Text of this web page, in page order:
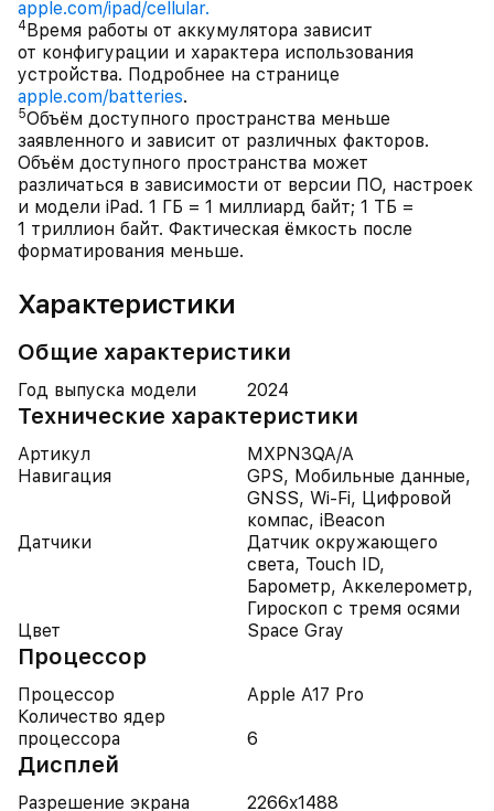
apple.com/ipad/cellular.
4Время работы от аккумулятора зависит
от конфигурации и характера использования
устройства. Подробнее на странице
apple.com/batteries.
5Объём доступного пространства меньше
заявленного и зависит от различных факторов.
Объём доступного пространства может
различаться в зависимости от версии ПО, настроек
и модели iPad. 1 ГБ = 1 миллиард байт; 1 ТБ =
1 триллион байт. Фактическая ёмкость после
форматирования меньше.
Характеристики
Общие характеристики
Год выпуска модели 2024
Технические характеристики
Артикул
MXPN3QA/A
Навигация
GPS, Мобильные данные,
GNSS, Wi-Fi, Цифровой
компас, iBeacon
Датчики
Датчик окружающего
света, Touch ID,
Барометр, Аккелерометр,
Гироскоп с тремя осями
Цвет
Space Gray
Процессор
Процессор
Apple A17 Pro
Количество ядер
процессора
6
Дисплей
Разрешение экрана 2266x1488